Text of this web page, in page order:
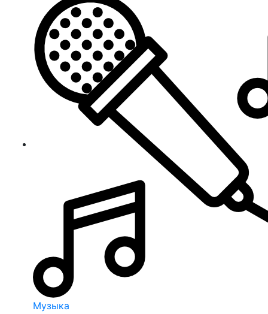
Музыка